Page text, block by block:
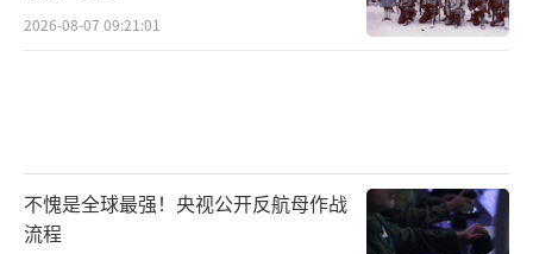
2026-08-07 09:21:01
不愧是全球最强！央视公开反航母作战
流程